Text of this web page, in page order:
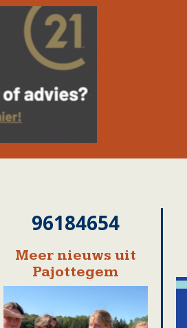
96184654
Meer nieuws uit
Pajottegem